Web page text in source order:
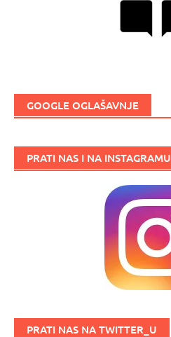
GOOGLE OGLAŠAVNJE
PRATI NAS I NA INSTAGRAMU
PRATI NAS NA TWITTER_U